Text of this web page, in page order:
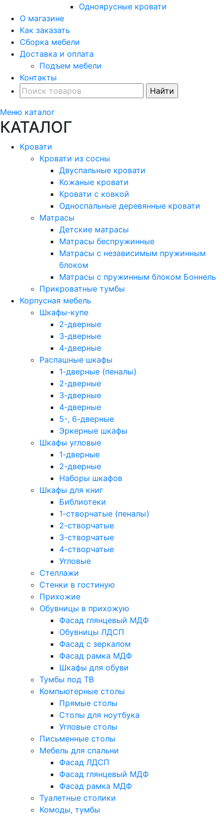
Одноярусные кровати
О магазине
Как заказать
Сборка мебели
Доставка и оплата
Подъем мебели
Контакты
Меню каталог
КАТАЛОГ
Кровати
Кровати из сосны
Двуспальные кровати
Кожаные кровати
Кровати с ковкой
Односпальные деревянные кровати
Матрасы
Детские матрасы
Матрасы беспружинные
Матрасы с независимым пружинным
блоком
Матрасы с пружинным блоком Боннель
Прикроватные тумбы
Корпусная мебель
Шкафы-купе
2-дверные
3-дверные
4-дверные
Распашные шкафы
1-дверные (пеналы)
2-дверные
3-дверные
4-дверные
5-, 6-дверные
Эркерные шкафы
Шкафы угловые
1-дверные
2-дверные
Наборы шкафов
Шкафы для книг
Библиотеки
1-створчатые (пеналы)
2-створчатые
3-створчатые
4-створчатые
Угловые
Стеллажи
Стенки в гостиную
Прихожие
Обувницы в прихожую
Фасад глянцевый МДФ
Обувницы ЛДСП
Фасад с зеркалом
Фасад рамка МДФ
Шкафы для обуви
Тумбы под ТВ
Компьютерные столы
Прямые столы
Столы для ноутбука
Угловые столы
Письменные столы
Мебель для спальни
Фасад ЛДСП
Фасад глянцевый МДФ
Фасад рамка МДФ
Туалетные столики
Комоды, тумбы